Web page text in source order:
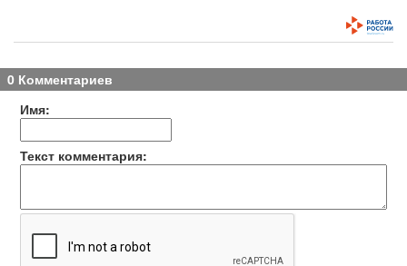
0 Комментариев
Имя:
Текст комментария: